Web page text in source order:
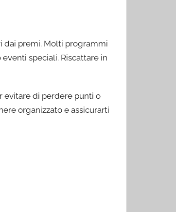
dai premi. Molti programmi
speciali. Riscattare in
evitare di perdere punti o
organizzato e assicurarti